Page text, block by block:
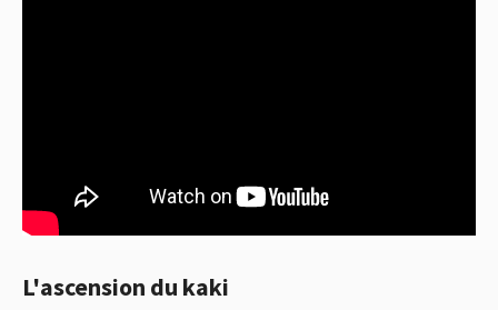
L'ascension du kaki